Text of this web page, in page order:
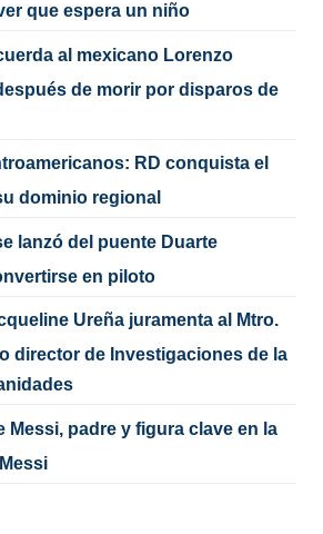
que espera un niño
al mexicano Lorenzo
de morir por disparos de
RD conquista el
dominio regional
lanzó del puente Duarte
en piloto
Ureña juramenta al Mtro.
director de Investigaciones de la
Messi, padre y figura clave en la